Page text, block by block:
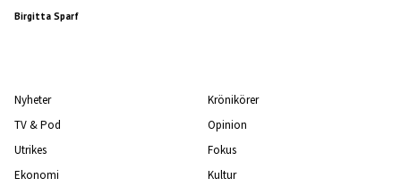
Birgitta Sparf
Nyheter
TV & Pod
Utrikes
Ekonomi
Krönikörer
Opinion
Fokus
Kultur